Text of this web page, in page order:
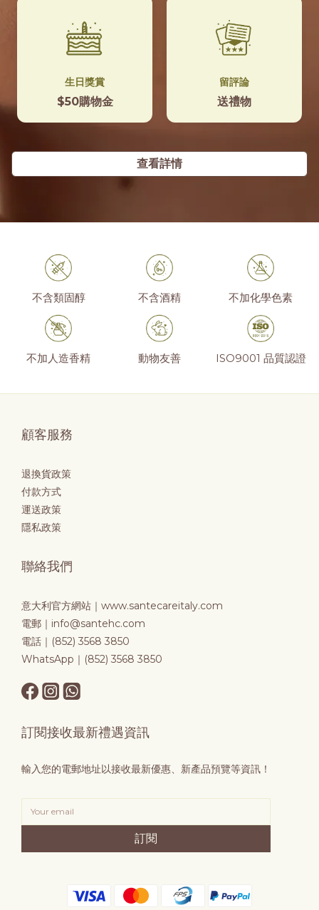
生日獎賞
$50購物金
留評論
送禮物
查看詳情
不含類固醇 不含酒精 不加化學色素
不加人造香精 動物友善 ⁠ISO9001 品質認證
顧客服務
退換貨政策
付款方式
運送政策
隱私政策
聯絡我們
意大利官方網站｜ www.santecareitaly.com
電郵｜info@santehc.com
電話｜(852) 3568 3850
WhatsApp｜(852) 3568 3850
訂閱接收最新禮遇資訊
輸入您的電郵地址以接收最新優惠、新產品預覽等資訊！
訂閱